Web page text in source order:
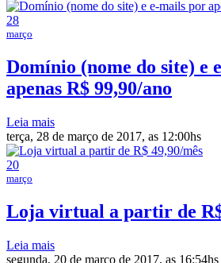
28
março
Domínio (nome do site) e
apenas R$ 99,90/ano
Leia mais
terça, 28 de março de 2017, as 12:00hs
20
março
Loja virtual a partir de
Leia mais
segunda, 20 de março de 2017, as 16:54hs